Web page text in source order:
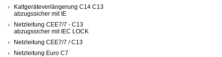
Kaltgeräteverlängerung C14 C13
abzugssicher mit IE
Netzleitung CEE7/7 - C13
abzugssicher mit IEC LOCK
Netzleitung CEE7/7 / C13
Netzleitung Euro C7